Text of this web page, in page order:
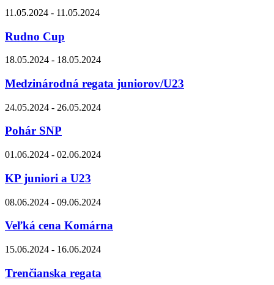
11.05.2024 - 11.05.2024
Rudno Cup
18.05.2024 - 18.05.2024
Medzinárodná regata juniorov/U23
24.05.2024 - 26.05.2024
Pohár SNP
01.06.2024 - 02.06.2024
KP juniori a U23
08.06.2024 - 09.06.2024
Veľká cena Komárna
15.06.2024 - 16.06.2024
Trenčianska regata